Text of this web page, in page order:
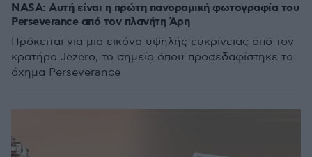
NASA: Αυτή είναι η πρώτη πανοραμική φωτογραφία του
Perseverance από τον πλανήτη Άρη
Πρόκειται για μια εικόνα υψηλής ευκρίνειας από τον
κρατήρα Jezero, το σημείο όπου προσεδαφίστηκε το
όχημα Perseverance